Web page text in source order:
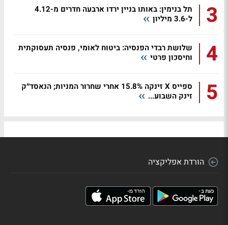
3
תל בנימין: באותו בניין ירדו ארבעה חדרים מ-4.12
ל-3.6 מיליון
4
שלושת רבדי הפנסיה: ביטוח לאומי, פנסיה תעסוקתית
וחיסכון פרטי
5
ספייס X זינקה 15.8% אחרי שחרור המניות; הנאסד״ק
זינק השבוע...
הורדת אפליקציה